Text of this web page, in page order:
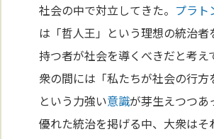
社会の中で対立してきた。 プラト
は「哲人王」という理想の統治者
持つ者が社会を導くべきだと考え
衆の間には「私たちが社会の行方
という力強い意識が芽生えつつあ
優れた統治を掲げる中、大衆はそ